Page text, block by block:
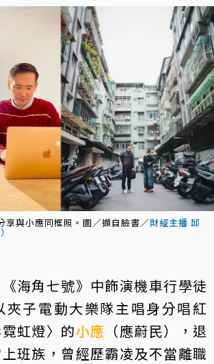
享與小應同框照。圖／擷自臉書／財經主播 邱
海角七號》中飾演機車行學徒
夾子電動大樂隊主唱身分唱紅
霓虹燈〉的小應 （應蔚民），退
班族，曾經歷霸凌及不當離職